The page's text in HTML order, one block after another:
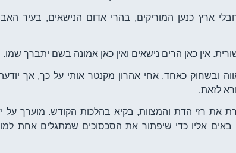
ארץ כנען המוריקים, בהרי אדום הנישאים, בעיר
אין כאן הרים נישאים ואין כאן אמונה בשם יתברך שמו.
ובשחוק כאחד. אחי אהרון מקנטר אותי על כך, אך יודעה
לזאת.
את רזי הדת והמצוות, בקיא בהלכות הקודש. מוערך על
אליו כדי שיפתור את הסכסוכים שמתגלים אחת